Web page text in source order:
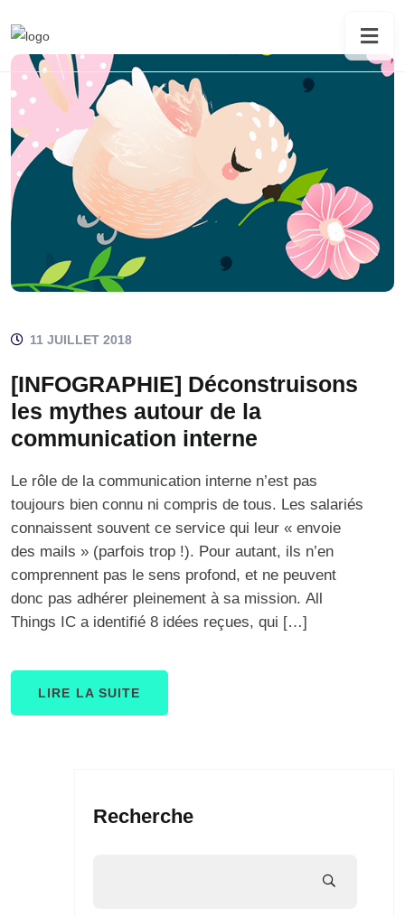
11 JUILLET 2018
[INFOGRAPHIE] Déconstruisons
les mythes autour de la
communication interne
Le rôle de la communication interne n’est pas
toujours bien connu ni compris de tous. Les salariés
connaissent souvent ce service qui leur « envoie
des mails » (parfois trop !). Pour autant, ils n’en
comprennent pas le sens profond, et ne peuvent
donc pas adhérer pleinement à sa mission. All
Things IC a identifié 8 idées reçues, qui […]
LIRE LA SUITE
Recherche